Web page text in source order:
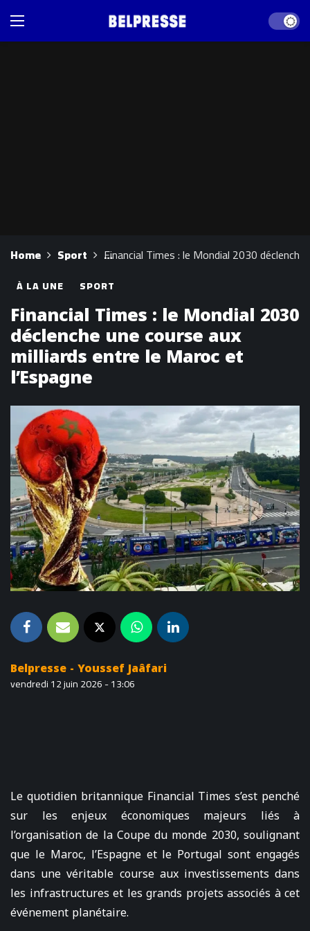
Dark
Home Sport Financial Times : le Mondial 2030
À LA UNE SPORT
Financial Times : le Mondial 2030
déclenche une course aux
milliards entre le Maroc et
l’Espagne
Belpresse - Youssef Jaâfari
vendredi 12 juin 2026 - 13:06
Le quotidien britannique Financial Times s’est penché
sur les enjeux économiques majeurs liés à
l’organisation de la Coupe du monde 2030, soulignant
que le Maroc, l’Espagne et le Portugal sont engagés
dans une véritable course aux investissements dans
les infrastructures et les grands projets associés à cet
événement planétaire.